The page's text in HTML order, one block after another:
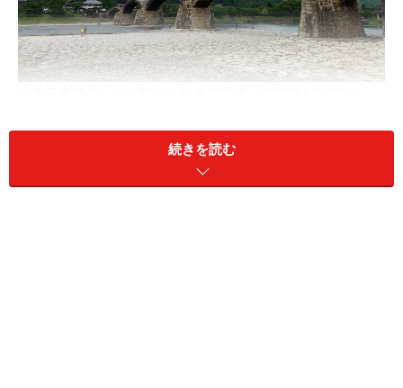
5つの美しいアーチが連なる錦帯橋の歴史
続きを読む